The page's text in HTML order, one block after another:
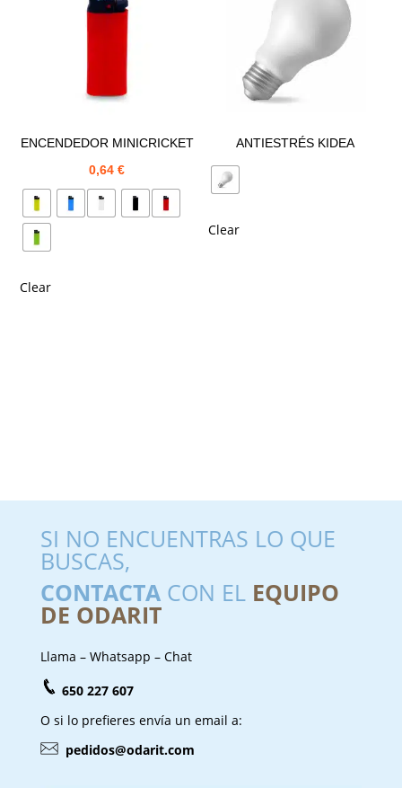
ENCENDEDOR MINICRICKET
0,64€
Clear
ANTIESTRÉS KIDEA
Clear
SI NO ENCUENTRAS LO QUE
BUSCAS,
CONTACTACON EL EQUIPO
DE ODARIT
Llama – Whatsapp – Chat
650 227 607
O si lo prefieres envía un email a:
pedidos@odarit.com